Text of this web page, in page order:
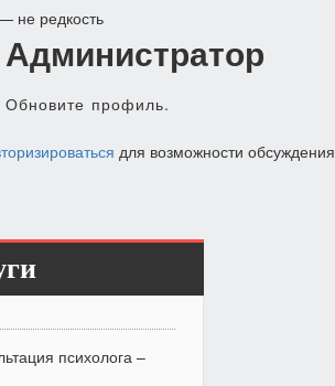
не редкость
Администратор
Обновите профиль.
для возможности обсуждения
психолога –